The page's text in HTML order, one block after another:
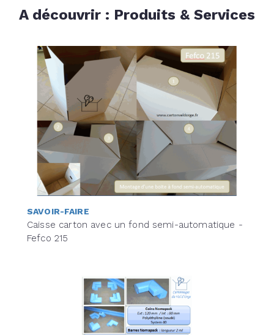
A découvrir : Produits & Services
SAVOIR-FAIRE
Caisse carton avec un fond semi-automatique -
Fefco 215